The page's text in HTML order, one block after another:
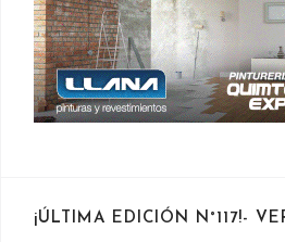
¡ÚLTIMA EDICIÓN N°117!-